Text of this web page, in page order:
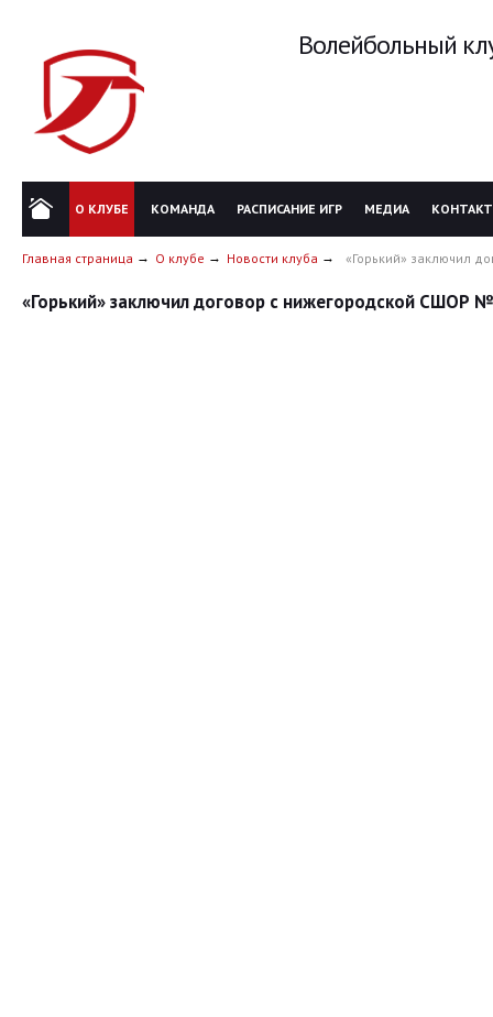
Волейбольный
О КЛУБЕ КОМАНДА РАСПИСАНИЕ ИГР МЕДИА
Главная страница О клубе Новости клуба «Горький» заключил
«Горький» заключил договор с нижегородской СШОР